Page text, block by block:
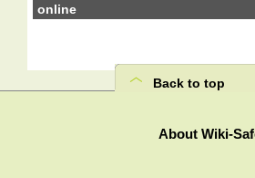
online
Back to top
About Wiki-